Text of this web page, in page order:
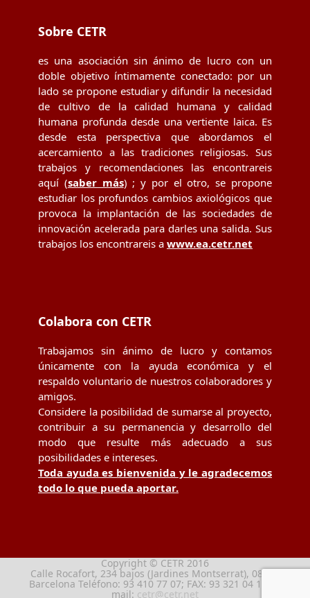
Sobre CETR
es una asociación sin ánimo de lucro con un
doble objetivo íntimamente conectado: por un
lado se propone estudiar y difundir la necesidad
de cultivo de la calidad humana y calidad
humana profunda desde una vertiente laica. Es
desde esta perspectiva que abordamos el
acercamiento a las tradiciones religiosas. Sus
trabajos y recomendaciones las encontrareis
aquí (saber más) ; y por el otro, se propone
estudiar los profundos cambios axiológicos que
provoca la implantación de las sociedades de
innovación acelerada para darles una salida. Sus
trabajos los encontrareis a www.ea.cetr.net
Colabora con CETR
Trabajamos sin ánimo de lucro y contamos
únicamente con la ayuda económica y el
respaldo voluntario de nuestros colaboradores y
amigos.
Considere la posibilidad de sumarse al proyecto,
contribuir a su permanencia y desarrollo del
modo que resulte más adecuado a sus
posibilidades e intereses.
Toda ayuda es bienvenida y le agradecemos
todo lo que pueda aportar.
Copyright © CETR 2016
Calle Rocafort, 234 bajos (Jardines Montserrat), 08029
Barcelona Teléfono: 93 410 77 07; FAX: 93 321 04 13; e-
mail: cetr@cetr.net